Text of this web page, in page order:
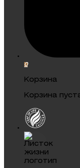
0
Корзина
Корзина